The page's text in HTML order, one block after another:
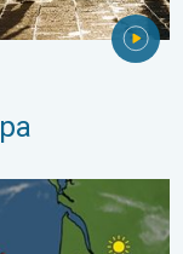
. . vrijdag